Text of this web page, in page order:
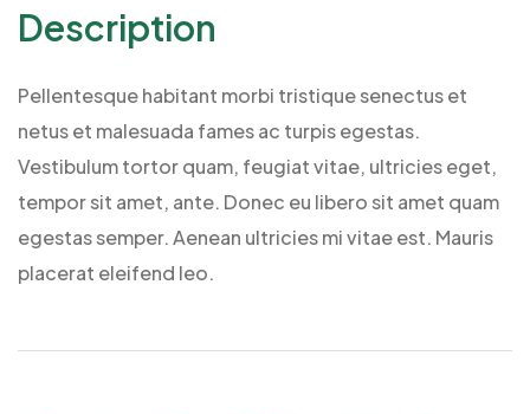
Description
Pellentesque habitant morbi tristique senectus et
netus et malesuada fames ac turpis egestas.
Vestibulum tortor quam, feugiat vitae, ultricies eget,
tempor sit amet, ante. Donec eu libero sit amet quam
egestas semper. Aenean ultricies mi vitae est. Mauris
placerat eleifend leo.